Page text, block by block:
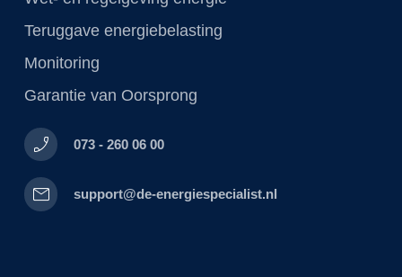
Teruggave energiebelasting
Monitoring
Garantie van Oorsprong
phone_enabled 073 - 260 06 00
mail support@de-energiespecialist.nl